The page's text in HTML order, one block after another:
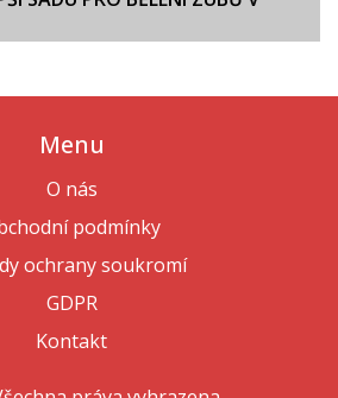
Menu
O nás
podmínky
ochrany soukromí
GDPR
Kontakt